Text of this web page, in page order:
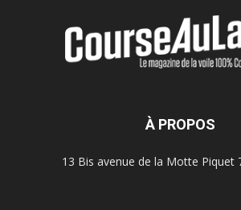
À PROPOS
13 Bis avenue de la Motte Piquet